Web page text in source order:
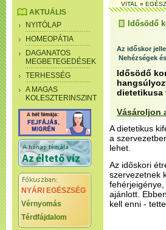
AKTUÁLIS
NYITÓLAP
HOMEOPÁTIA
DAGANATOS
MEGBETEGEDÉSEK
TERHESSÉG
A MAGAS
KOLESZTERINSZINT
NYÁRI EGÉSZSÉG
Vérnyomás
Térdfájdalom
VITAL»
Idősödő
Az időskor
Nehézségek
Idősödő
dietetikusa
Vásároljon
A dietetikus
a
lehet.
Az időskori
szervezetnek
ajánlott.
kell enni -